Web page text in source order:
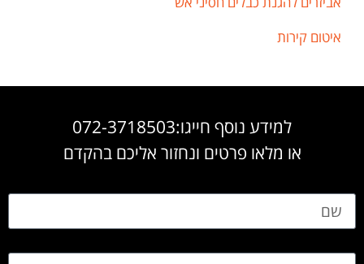
איטום קירות
למידע נוסף חייגו:072-3718503
או מלאו פרטים ונחזור אליכם בהקדם